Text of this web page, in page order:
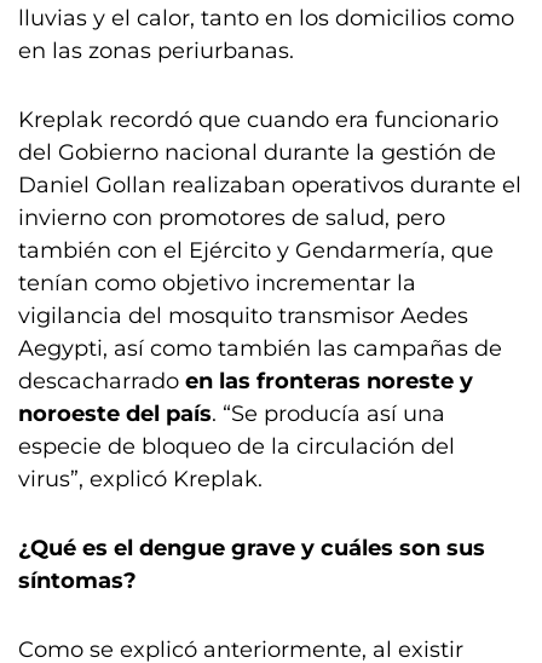
lluvias y el calor, tanto en los domicilios como
en las zonas periurbanas.
Kreplak recordó que cuando era funcionario
del Gobierno nacional durante la gestión de
Daniel Gollan realizaban operativos durante el
invierno con promotores de salud, pero
también con el Ejército y Gendarmería, que
tenían como objetivo incrementar la
vigilancia del mosquito transmisor Aedes
Aegypti, así como también las campañas de
descacharrado en las fronteras noreste y
noroeste del país. “Se producía así una
especie de bloqueo de la circulación del
virus”, explicó Kreplak.
¿Qué es el dengue grave y cuáles son sus
síntomas?
Como se explicó anteriormente, al existir